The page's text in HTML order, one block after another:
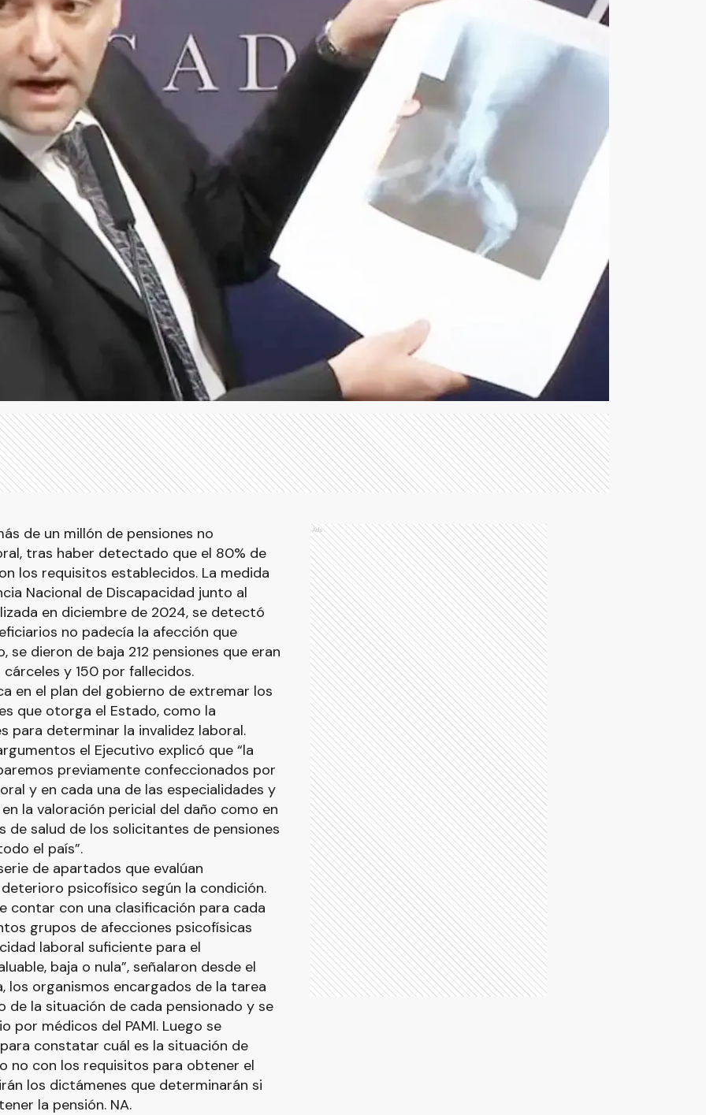
de un millón de pensiones no
tras haber detectado que el 80% de
los requisitos establecidos. La medida
Nacional de Discapacidad junto al
en diciembre de 2024, se detectó
no padecía la afección que
se dieron de baja 212 pensiones que eran
y 150 por fallecidos.
en el plan del gobierno de extremar los
que otorga el Estado, como la
para determinar la invalidez laboral.
el Ejecutivo explicó que “la
previamente confeccionados por
y en cada una de las especialidades y
la valoración pericial del daño como en
de salud de los solicitantes de pensiones
el país”.
de apartados que evalúan
psicofísico según la condición.
contar con una clasificación para cada
grupos de afecciones psicofísicas
laboral suficiente para el
baja o nula”, señalaron desde el
los organismos encargados de la tarea
de la situación de cada pensionado y se
por médicos del PAMI. Luego se
constatar cuál es la situación de
no con los requisitos para obtener el
los dictámenes que determinarán si
la pensión. NA.
Ads